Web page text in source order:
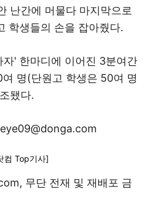
난간에 머물다 마지막으로
학생들의 손을 잡아줬다.
' 한마디에 이어진 3분여간
명(단원고 학생은 50여 명
됐다.
Top기사]
무단 전재 및 재배포 금